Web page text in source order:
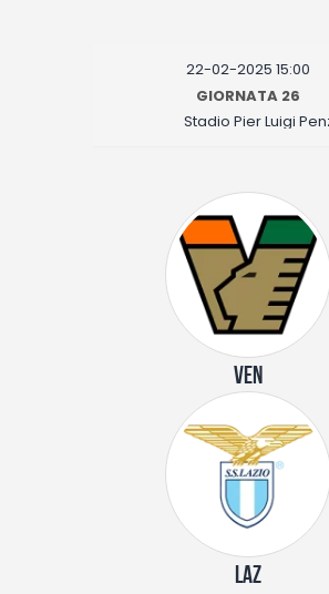
Fantacalcio
I consigli di Giulia
22-02-2025 15:00
GIORNATA 26
Stadio Pier Luigi
VEN
LAZ